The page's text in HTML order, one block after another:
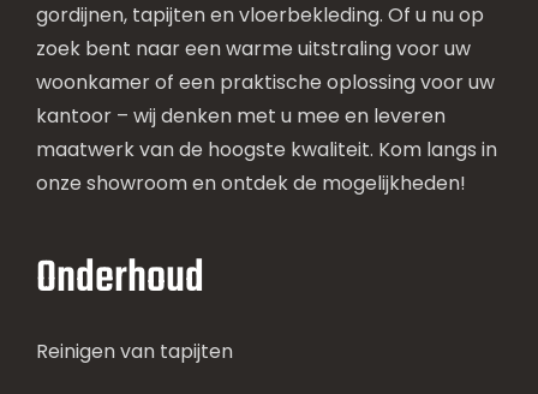
gordijnen, tapijten en vloerbekleding. Of u nu op
zoek bent naar een warme uitstraling voor uw
woonkamer of een praktische oplossing voor uw
kantoor – wij denken met u mee en leveren
maatwerk van de hoogste kwaliteit. Kom langs in
onze showroom en ontdek de mogelijkheden!
Onderhoud
Reinigen van tapijten